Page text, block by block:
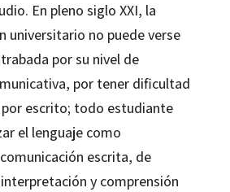
En pleno siglo XXI, la
universitario no puede verse
por su nivel de
por tener dificultad
por escrito; todo estudiante
el lenguaje como
escrita, de
y comprensión